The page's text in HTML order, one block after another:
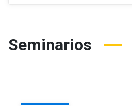
Seminarios